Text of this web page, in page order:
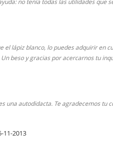
no tenía todas las utilidades que
el lápiz blanco, lo puedes adquirir en
beso y gracias por acercarnos tu
una autodidacta. Te agradecemos
11-2013